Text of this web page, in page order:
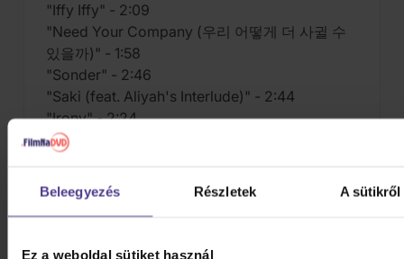
Beleegyezés Részletek A sütikről
Ez a weboldal sütiket használ
"Iffy Iffy" - 2:09
"Need Your Company (우리 어떻게 더 사귈 수
있을까)" - 1:58
"Sonder" - 2:46
"Saki (feat. Aliyah's Interlude)" - 2:44
"Irony" - 2:24
"Trust Exercise" - 2:23